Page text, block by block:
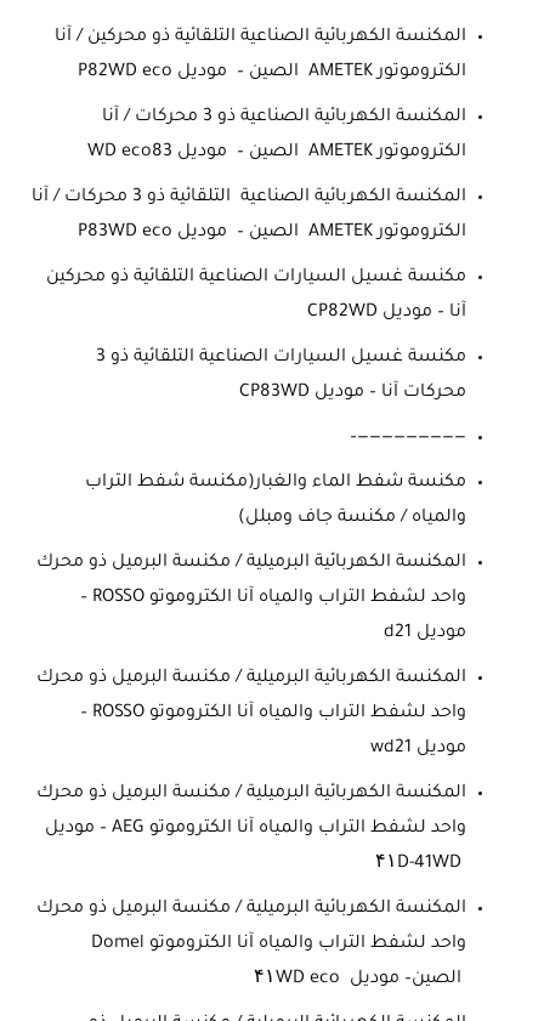
المكنسة الكهربائية الصناعية التلقائية ذو محركين / آنا
الكتروموتور AMETEK الصين – موديل P82WD eco
المكنسة الكهربائية الصناعية ذو 3 محركات / آنا
الكتروموتور AMETEK الصين – موديل WD eco83
المكنسة الكهربائية الصناعية التلقائية ذو 3 محركات / آنا
الكتروموتور AMETEK الصين – موديل P83WD eco
مكنسة غسيل السيارات الصناعية التلقائية ذو محركين
آنا – موديل CP82WD
مكنسة غسيل السيارات الصناعية التلقائية ذو 3
محركات آنا – موديل CP83WD
—————————–
مكنسة شفط الماء والغبار(مكنسة شفط التراب
والمياه / مكنسة جاف ومبلل)
المكنسة الكهربائية البرميلية / مكنسة البرميل ذو محرك
واحد لشفط التراب والمياه آنا الكتروموتو ROSSO –
موديل d21
المكنسة الكهربائية البرميلية / مكنسة البرميل ذو محرك
واحد لشفط التراب والمياه آنا الكتروموتو ROSSO –
موديل wd21
المكنسة الكهربائية البرميلية / مكنسة البرميل ذو محرك
واحد لشفط التراب والمياه آنا الكتروموتو AEG – موديل
المكنسة الكهربائية البرميلية / مكنسة البرميل ذو محرك
واحد لشفط التراب والمياه آنا الكتروموتو Domel
الصين– موديل ۴۱WD eco